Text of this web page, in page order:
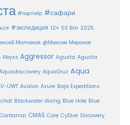
#партнёр #сафари
#экспедиция 12+ 50 Bar 2025
Молчанов @Максим Миронов
Abyss Aggressor Agusta Agusta
AquaGruz Aqua
UWT Avalon Azure Baja Expeditions
Blackwater diving Blue Hole Blue
CMAS Core CyDive Discovery